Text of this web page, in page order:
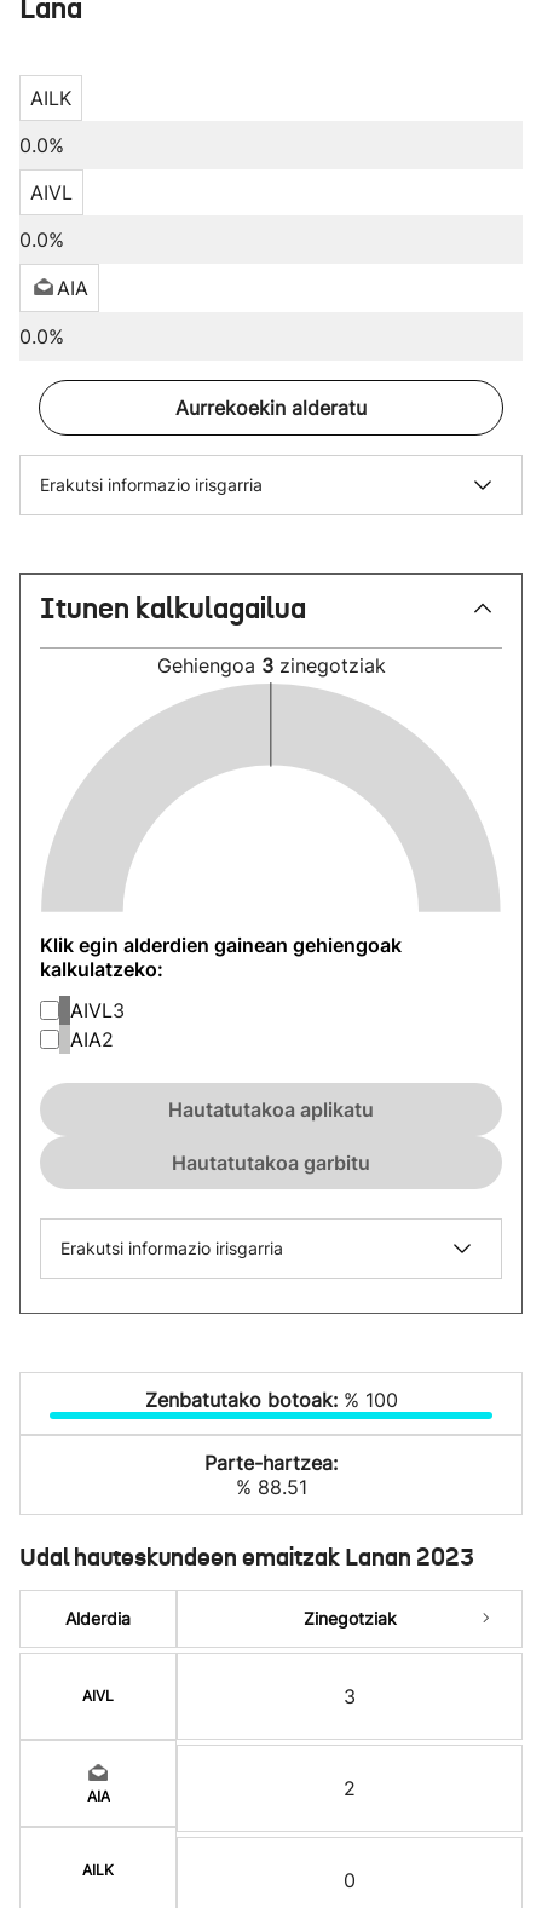
Lana
AILK
0.0%
AIVL
0.0%
AIA
0.0%
Aurrekoekin alderatu
Erakutsi informazio irisgarria
Itunen kalkulagailua
Gehiengoa 3 zinegotziak
Klik egin alderdien gainean gehiengoak
kalkulatzeko:
AIVL3
AIA2
Hautatutakoa aplikatu
Hautatutakoa garbitu
Erakutsi informazio irisgarria
Zenbatutako botoak: % 100
Parte-hartzea:
% 88.51
Udal hauteskundeen emaitzak Lanan 2023
Alderdia
AIVL
AIA
AILK
Zinegotziak
3
2
0